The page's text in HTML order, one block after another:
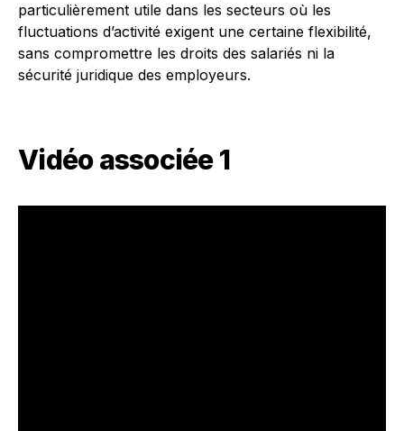
particulièrement utile dans les secteurs où les
fluctuations d’activité exigent une certaine flexibilité,
sans compromettre les droits des salariés ni la
sécurité juridique des employeurs.
Vidéo associée 1